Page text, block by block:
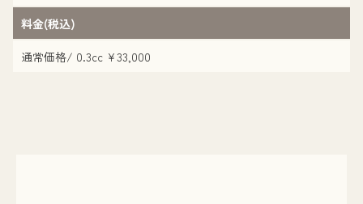
料金(税込)
通常価格/ 0.3cc ¥33,000